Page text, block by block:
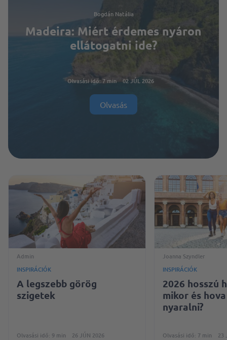
Bogdán Natália
Madeira: Miért érdemes nyáron
ellátogatni ide?
Olvasási idő: 7 min 02 JÚL 2026
Olvasás
Admin
INSPIRÁCIÓK
A legszebb görög
szigetek
Olvasási idő: 9 min 26 JÚN 2026
Joanna Szyndler
INSPIRÁCIÓK
2026 hosszú
mikor és
nyaralni?
Olvasási idő: 7 min 23